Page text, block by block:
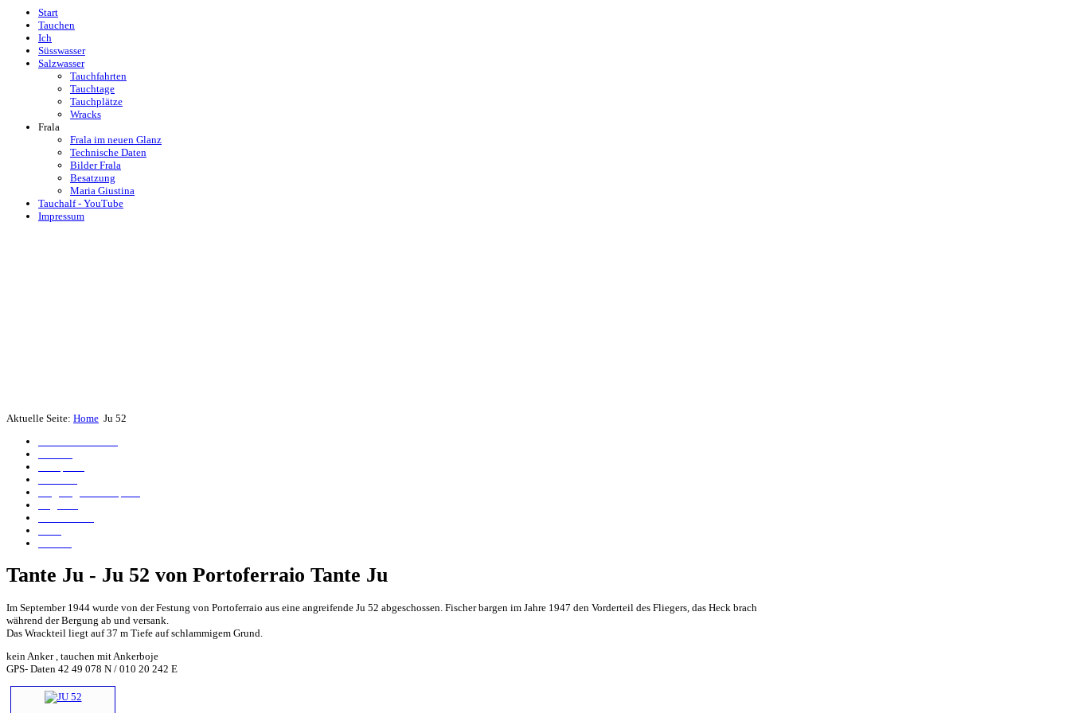
Start
Tauchen
Ich
Süsswasser
Salzwasser
Tauchfahrten
Tauchtage
Tauchplätze
Wracks
Frala
Frala im neuen Glanz
Technische Daten
Bilder Frala
Besatzung
Maria Giustina
Tauchalf - YouTube
Impressum
Aktuelle Seite: Home Ju 52
Tante Ju - Ju 52 von Portoferraio Tante Ju
Im September 1944 wurde von der Festung von Portoferraio aus eine angreifende Ju 52 abgeschossen. Fischer bargen im Jahre 1947 den Vorderteil des Fliegers, das Heck brach
während der Bergung ab und versank.
Das Wrackteil liegt auf 37 m Tiefe auf schlammigem Grund.
kein Anker , tauchen mit Ankerboje
GPS- Daten 42 49 078 N / 010 20 242 E